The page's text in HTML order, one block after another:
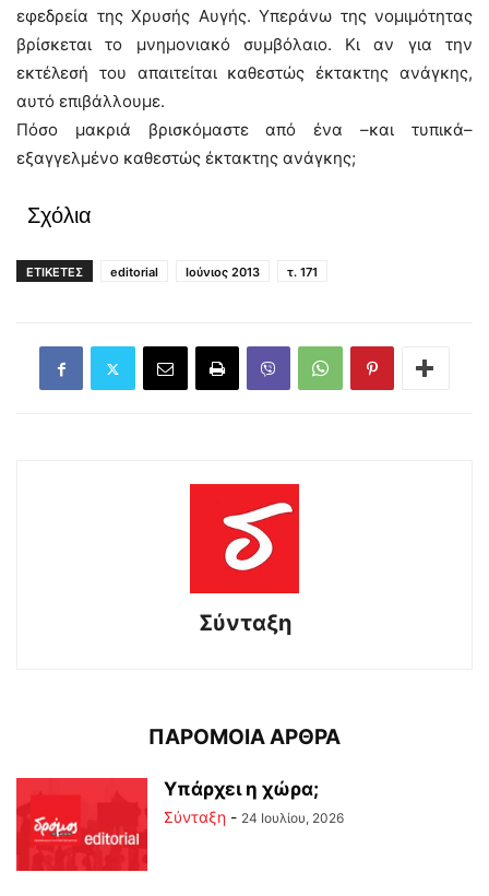
εφεδρεία της Χρυσής Αυγής. Υπεράνω της νομιμότητας
βρίσκεται το μνημονιακό συμβόλαιο. Κι αν για την
εκτέλεσή του απαιτείται καθεστώς έκτακτης ανάγκης,
αυτό επιβάλλουμε.
Πόσο μακριά βρισκόμαστε από ένα –και τυπικά–
εξαγγελμένο καθεστώς έκτακτης ανάγκης;
Σχόλια
ΕΤΙΚΕΤΕΣ editorial Ιούνιος 2013 τ. 171
Σύνταξη
ΠΑΡΟΜΟΙΑ ΑΡΘΡΑ
Υπάρχει η χώρα;
Σύνταξη - 24 Ιουλίου, 2026